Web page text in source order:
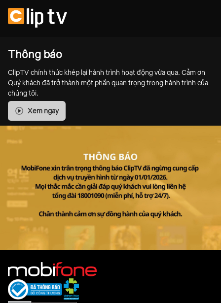
Thông báo
ClipTV chính thức khép lại hành trình hoạt động vừa qua. Cảm ơn
Quý khách đã trở thành một phần quan trọng trong hành trình của
chúng tôi.
Xem ngay